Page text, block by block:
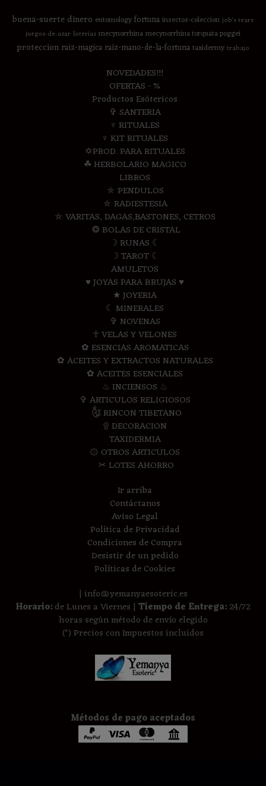
buena-suertedinero entomologyfortunainsectos-coleccion job's tears
juegos-de-azar loterias mecynorrhinamecynorrhina torquata poggei
proteccion raiz-magica raiz-mano-de-la-fortunataxidermy trabajo
NOVEDADES!!!
OFERTAS - %
Productos Esótericos
✞ SANTERIA
♆ RITUALES
♆ KIT RITUALES
✡PROD. PARA RITUALES
☘ HERBOLARIO MAGICO
LIBROS
⛤ PENDULOS
⛤ RADIESTESIA
⛤ VARITAS, DAGAS,BASTONES, CETROS
❂ BOLAS DE CRISTAL
☽ RUNAS ☾
☽ TAROT ☾
AMULETOS
♥ JOYAS PARA BRUJAS ♥
★ JOYERIA
☾ MINERALES
✞ NOVENAS
☥ VELAS Y VELONES
✿ ESENCIAS AROMATICAS
✿ ACEITES Y EXTRACTOS NATURALES
✿ ACEITES ESENCIALES
♨ INCIENSOS ♨
✞ ARTICULOS RELIGIOSOS
༃ RINCON TIBETANO
۩ DECORACION
TAXIDERMIA
۞ OTROS ARTICULOS
✂ LOTES AHORRO
Ir arriba
Contáctanos
Aviso Legal
Política de Privacidad
Condiciones de Compra
Desistir de un pedido
Políticas de Cookies
| info@yemanyaesoteric.es
Horario:de Lunes a Viernes | Tiempo de Entrega:24/72
horas según método de envío elegido
(*) Precios con Impuestos incluidos
Métodos de pago aceptados